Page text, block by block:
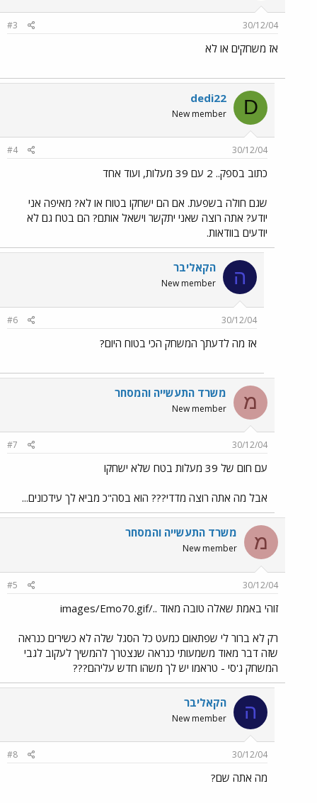
30/12/04
#3
אז משחקים או לא
D
dedi22
New member
30/12/04
#4
כתוב בספק.. 2 עם 39 מעלות, ועוד אחד
שגם חולה בשפעת. אם הם ישחקו בטוח או לא? מאיפה אני
יודע? אתה רוצה שאני יתקשר וישאל אותם? הם בטח גם לא
יודעים בוודאות.
ה הקאליבר
New member
30/12/04
#6
אז מה לדעתך המשחק הכי בטוח היום?
מ משרד התעשייה והמסחר
New member
30/12/04
#7
עם חום של 39 מעלות בטח שלא ישחקו
אבל מה אתה רוצה מדדי??? הוא בסה"כ מביא לך עידכונים...
מ משרד התעשייה והמסחר
New member
30/12/04
#5
זוהי באמת שאלה טובה מאוד ../images/Emo70.gif
רק לא ברור לי שפתאום כמעט כל הסגל שלה לא כשירים כנראה
שזה דבר מאוד משמעותי כנראה שנצטרך להמשיך לעקוב לגבי
המשחק ג'סי - טראמו יש לך משהו חדש עליהם???
ה הקאליבר
New member
30/12/04
#8
מה אתה שם?